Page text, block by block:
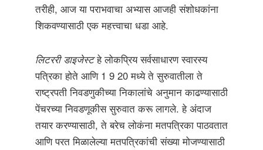
तरीही, आज या पराभवाचा अभ्यास आजही संशोधकांना
शिकवण्यासाठी एक महत्त्वाचा धडा आहे.
लिटररी डाइजेस्टहे लोकप्रिय सर्वसाधारण स्वारस्य
पत्रिका होते आणि 1 9 20 मध्ये ते सुरुवातीला ते
राष्ट्रपती निवडणुकीच्या निकालांचे अनुमान काढण्यासाठी
पेंचरच्या निवडणूकीस सुरुवात करू लागले. हे अंदाज
तयार करण्यासाठी, ते बरेच लोकंना मतपत्रिका पाठवतात
आणि परत मिळालेल्या मतपत्रिकांची संख्या मोजण्यासाठी